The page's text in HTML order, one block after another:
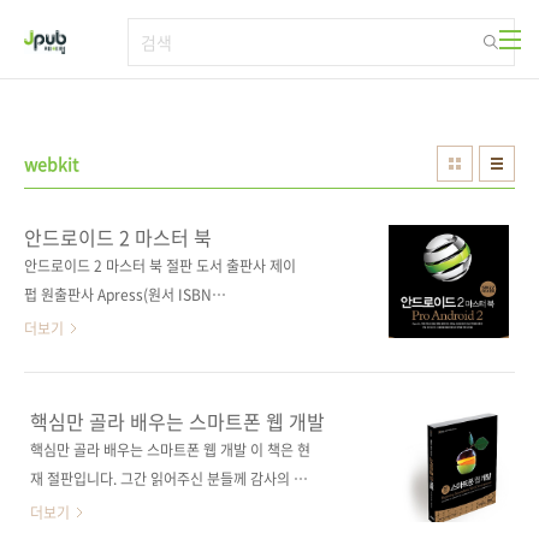
webkit
안드로이드 2 마스터 북
안드로이드 2 마스터 북 절판 도서 출판사 제이
펍 원출판사 Apress(원서 ISBN
9781430226598) 원서명 Pro Android 2 저
(Dave MacLean) 역자명 김지원 출판일 2010
년 7월 19일 페이지 924쪽 판 형 4*6배판 변형
(188*245) 반양장(Soft Cover) 정 가 40,000
13560 시리즈 I♥Mobile 05 (아이러브모바일
더보기
핵심만 골라 배우는 스마트폰 웹 개발
핵심만 골라 배우는 스마트폰 웹 개발 이 책은 현
재 절판입니다. 그간 읽어주신 분들께 감사의 말
씀을 드립니다. 출판사 제이펍 원출판사
더보기